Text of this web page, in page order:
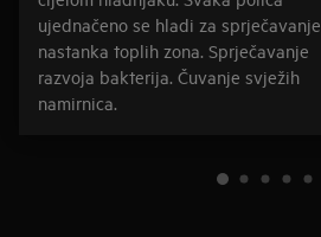
ujednačeno se hladi za sprječavanje
nastanka toplih zona. Sprječavanje
razvoja bakterija. Čuvanje svježih
namirnica.